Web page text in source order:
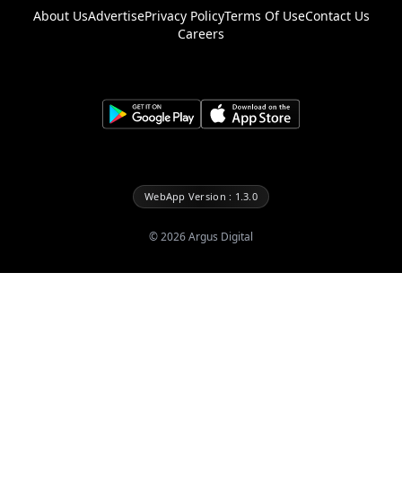
About UsAdvertisePrivacy PolicyTerms Of UseContact Us
Careers
WebApp Version : 1.3.0
©2026Argus Digital